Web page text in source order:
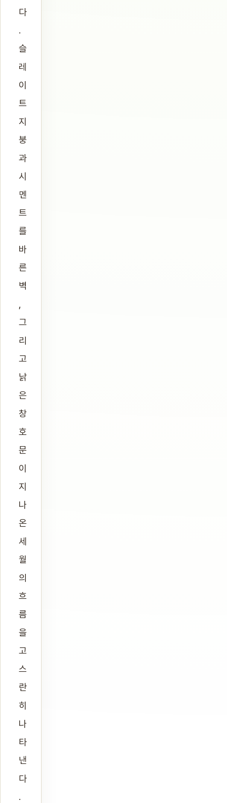
다
.
슬
레
이
트
지
붕
과
시
멘
트
를
바
른
벽
그
리
고
낡
은
창
호
문
이
지
나
온
세
월
의
흐
름
을
고
스
란
히
나
타
낸
다
.